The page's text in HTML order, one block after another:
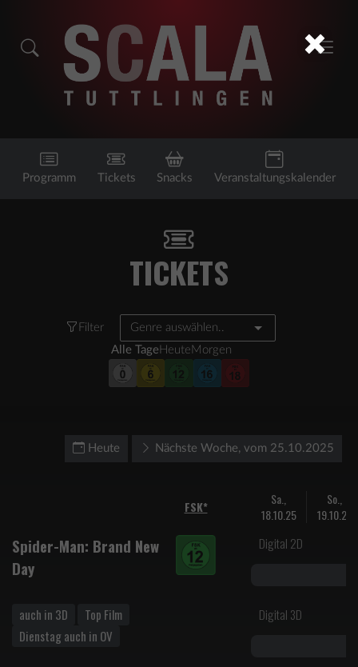
Programm Tickets Snacks Veranstaltungskalender
TICKETS
Filter
Genre auswählen..
Alle Tage Heute Morgen
Heute Nächste Woche, vom 25.10.2025
FSK*
Sa.,
18.10.25
So.,
19.10.25
Spider-Man: Brand New
Day
auch in 3D
Top Film
Dienstag auch in OV
Digital 2D
Digital 3D